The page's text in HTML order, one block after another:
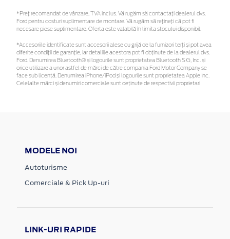
*Preţ recomandat de vânzare, TVA inclus. Vă rugăm să contactaţi dealerul dvs.
Ford pentru costuri suplimentare de montare. Vă rugăm să rețineți că pot fi
necesare piese suplimentare. Oferta este valabilă în limita stocului disponibil.
*Accesoriile identificate sunt accesorii alese cu grijă de la furnizori terți și pot avea
diferite condiții de garanție, iar detaliile acestora pot fi obținute de la dealerul dvs.
Ford. Denumirea Bluetooth® și logourile sunt proprietatea Bluetooth SIG, Inc. și
orice utilizare a unor astfel de mărci de către compania Ford Motor Company se
face sub licență. Denumirea iPhone/iPod și logourile sunt proprietatea Apple Inc.
Celelalte mărci și denumiri comerciale sunt deținute de respectivii proprietari
MODELE NOI
Autoturisme
Comerciale & Pick Up-uri
LINK-URI RAPIDE